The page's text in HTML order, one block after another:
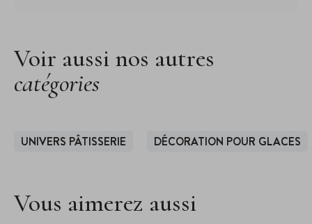
Voir aussi nos autres
catégories
UNIVERS PÂTISSERIE DÉCORATION POUR GLACES
Vous aimerez aussi